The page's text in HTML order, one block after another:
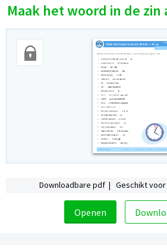
Maak het woord in de zin
Downloadbare pdf | Geschikt
Openen